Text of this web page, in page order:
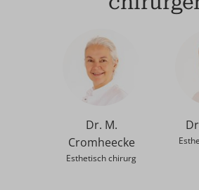
Dr. M.
Cromheecke
Esthetisch chirurg